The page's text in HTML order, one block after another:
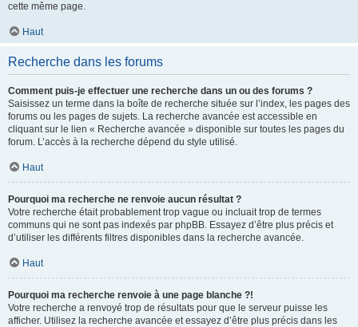
cette même page.
Haut
Recherche dans les forums
Comment puis-je effectuer une recherche dans un ou des forums ?
Saisissez un terme dans la boîte de recherche située sur l’index, les pages des
forums ou les pages de sujets. La recherche avancée est accessible en
cliquant sur le lien « Recherche avancée » disponible sur toutes les pages du
forum. L’accès à la recherche dépend du style utilisé.
Haut
Pourquoi ma recherche ne renvoie aucun résultat ?
Votre recherche était probablement trop vague ou incluait trop de termes
communs qui ne sont pas indexés par phpBB. Essayez d’être plus précis et
d’utiliser les différents filtres disponibles dans la recherche avancée.
Haut
Pourquoi ma recherche renvoie à une page blanche ?!
Votre recherche a renvoyé trop de résultats pour que le serveur puisse les
afficher. Utilisez la recherche avancée et essayez d’être plus précis dans les